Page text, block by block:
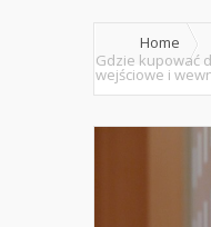
Home
Gdzie kupować
wejściowe i